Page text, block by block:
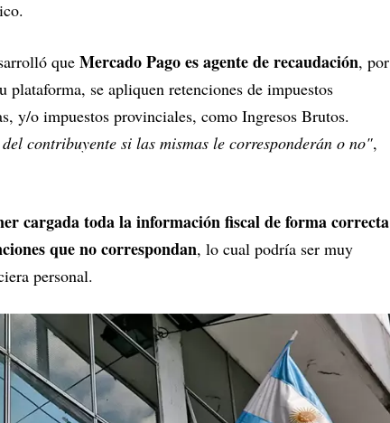
que Mercado Pago es agente de recaudación, por
se apliquen retenciones de impuestos
y/o impuestos provinciales, como Ingresos Brutos.
contribuyente si las mismas le corresponderán o no",
cargada toda la información fiscal de forma correcta
que no correspondan, lo cual podría ser muy
personal.